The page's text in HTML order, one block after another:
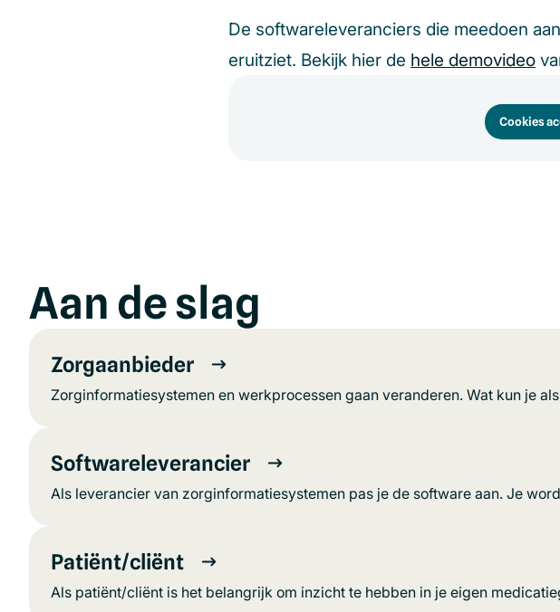
De softwareleveranciers die meedoen
eruitziet. Bekijk hier de hele demovideo
Cookies
Aan de slag
Zorgaanbieder
Zorginformatiesystemen en werkprocessen gaan veranderen. Wat kun je
Softwareleverancier
Als leverancier van zorginformatiesystemen pas je de software aan. Je
Patiënt/cliënt
Als patiënt/cliënt is het belangrijk om inzicht te hebben in je eigen